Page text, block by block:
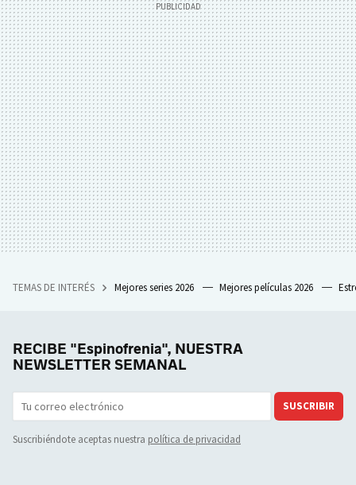
TEMAS DE INTERÉS Mejores series 2026 Mejores películas 2026
RECIBE "Espinofrenia", NUESTRA
NEWSLETTER SEMANAL
SUSCRIBIR
Suscribiéndote aceptas nuestra política de privacidad